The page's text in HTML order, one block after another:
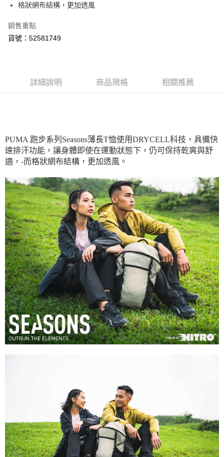
付款後全家取貨
每筆NT$100，滿NT$1,800(含以上)免運費
每筆NT$180
格狀網布結構，更加透風
銷售重點
貨號：52581749
詳細說明 商品規格 相關推薦
PUMA 跑步系列Seasons薄長T恤使用DRYCELL科技，具備快
速排汗功能，讓身體即使在運動狀態下，仍可保持乾爽與舒
適，-而格狀網布結構，更加透風。